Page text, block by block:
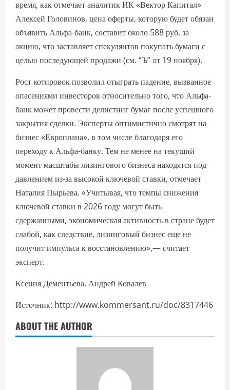
время, как отмечает аналитик ИК «Вектор Капитал»
Алексей Головинов, цена оферты, которую будет обязан
объявить Альфа-банк, составит около 588 руб. за
акцию, что заставляет спекулянтов покупать бумаги с
целью последующей продажи (см. “Ъ” от 19 ноября).
Рост котировок позволил отыграть падение, вызванное
опасениями инвесторов относительно того, что Альфа-
банк может провести делистинг бумаг после успешного
закрытия сделки. Эксперты оптимистично смотрят на
бизнес «Европлана», в том числе благодаря его
переходу к Альфа-банку. Тем не менее на текущий
момент масштабы лизингового бизнеса находятся под
давлением из-за высокой ключевой ставки, отмечает
Наталия Пырьева. «Учитывая, что темпы снижения
ключевой ставки в 2026 году могут быть
сдержанными, экономическая активность в стране будет
слабой, как следствие, лизинговый бизнес еще не
получит импульса к восстановлению»,— считает
эксперт.
Ксения Дементьева, Андрей Ковалев
Источник: http://www.kommersant.ru/doc/8317446
ABOUT THE AUTHOR